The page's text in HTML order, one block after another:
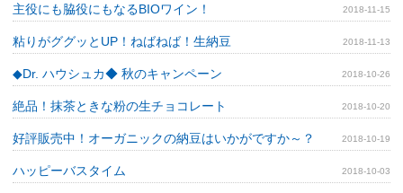
主役にも脇役にもなるBIOワイン！ 2018-11-15
粘りがググッとUP！ねばねば！生納豆 2018-11-13
◆Dr. ハウシュカ◆ 秋のキャンペーン 2018-10-26
絶品！抹茶ときな粉の生チョコレート 2018-10-20
好評販売中！オーガニックの納豆はいかがですか～？ 2018-10-19
ハッピーバスタイム 2018-10-03